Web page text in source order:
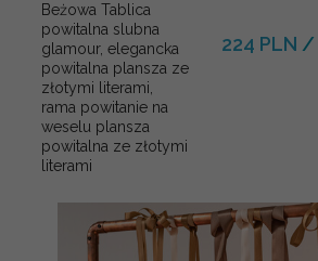
Beżowa Tablica
powitalna slubna
glamour, elegancka
powitalna plansza ze
złotymi literami,
rama powitanie na
weselu plansza
powitalna ze złotymi
literami
224 PLN /